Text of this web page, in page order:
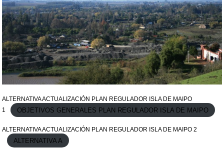
ALTERNATIVA ACTUALIZACIÓN PLAN REGULADOR ISLA DE MAIPO
1
OBJETIVOS GENERALES PLAN REGULADOR ISLA DE MAIPO
ALTERNATIVA ACTUALIZACIÓN PLAN REGULADOR ISLA DE MAIPO 2
ALTERNATIVA A